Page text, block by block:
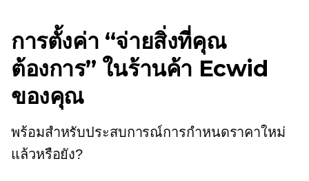
การตั้งค่า “จ่ายสิ่งที่คุณ
ต้องการ” ในร้านค้า Ecwid
ของคุณ
พร้อมสำหรับประสบการณ์การกำหนดราคาใหม่
แล้วหรือยัง?